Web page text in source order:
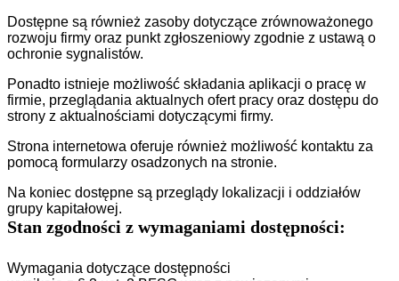
Dostępne są również zasoby dotyczące zrównoważonego
rozwoju firmy oraz punkt zgłoszeniowy zgodnie z ustawą o
ochronie sygnalistów.
Ponadto istnieje możliwość składania aplikacji o pracę w
firmie, przeglądania aktualnych ofert pracy oraz dostępu do
strony z aktualnościami dotyczącymi firmy.
Strona internetowa oferuje również możliwość kontaktu za
pomocą formularzy osadzonych na stronie.
Na koniec dostępne są przeglądy lokalizacji i oddziałów
grupy kapitałowej.
Stan zgodności z wymaganiami dostępności:
Wymagania dotyczące dostępności